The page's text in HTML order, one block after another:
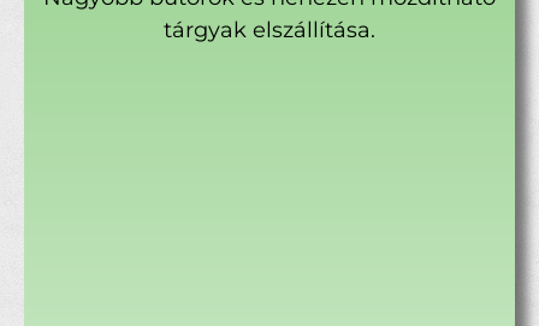
tárgyak elszállítása.